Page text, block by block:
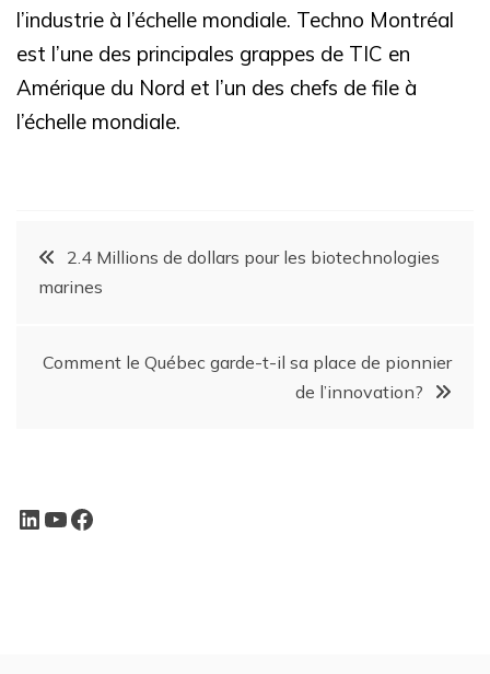
l’industrie à l’échelle mondiale. Techno Montréal
est l’une des principales grappes de TIC en
Amérique du Nord et l’un des chefs de file à
l’échelle mondiale.
2.4 Millions de dollars pour les biotechnologies
marines
Comment le Québec garde-t-il sa place de pionnier
de l’innovation?